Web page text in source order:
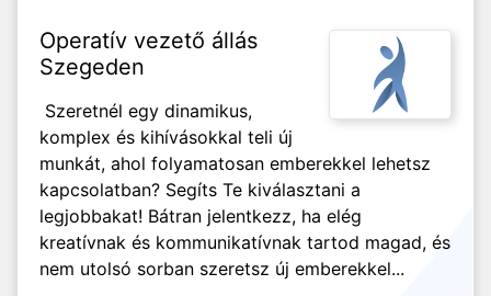
Operatív vezető állás
Szegeden
Szeretnél egy dinamikus,
komplex és kihívásokkal teli új
munkát, ahol folyamatosan emberekkel lehetsz
kapcsolatban? Segíts Te kiválasztani a
legjobbakat! Bátran jelentkezz, ha elég
kreatívnak és kommunikatívnak tartod magad, és
nem utolsó sorban szeretsz új emberekkel...